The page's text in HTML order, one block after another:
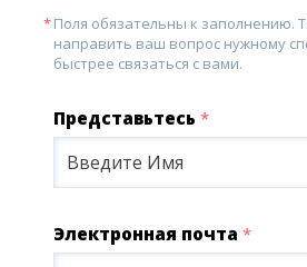
Поля обязательны к заполнению.
направить ваш вопрос нужному
быстрее связаться с вами.
Представьтесь *
Электронная почта *